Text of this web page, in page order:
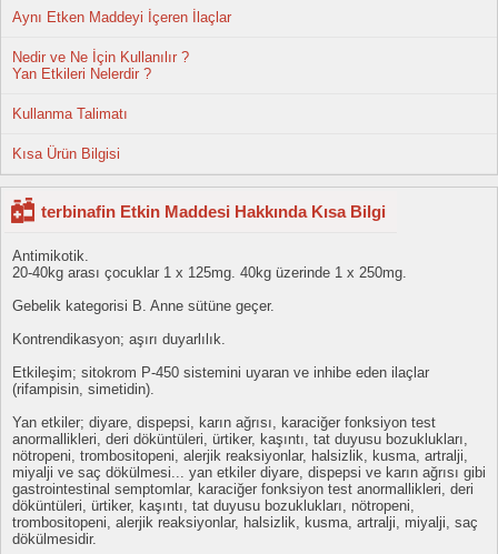
Aynı Etken Maddeyi İçeren İlaçlar
Nedir ve Ne İçin Kullanılır ?
Yan Etkileri Nelerdir ?
Kullanma Talimatı
Kısa Ürün Bilgisi
terbinafin Etkin Maddesi Hakkında Kısa Bilgi
Antimikotik.
20-40kg arası çocuklar 1 x 125mg. 40kg üzerinde 1 x 250mg.
Gebelik kategorisi B. Anne sütüne geçer.
Kontrendikasyon; aşırı duyarlılık.
Etkileşim; sitokrom P-450 sistemini uyaran ve inhibe eden ilaçlar
(rifampisin, simetidin).
Yan etkiler; diyare, dispepsi, karın ağrısı, karaciğer fonksiyon test
anormallikleri, deri döküntüleri, ürtiker, kaşıntı, tat duyusu bozuklukları,
nötropeni, trombositopeni, alerjik reaksiyonlar, halsizlik, kusma, artralji,
miyalji ve saç dökülmesi... yan etkiler diyare, dispepsi ve karın ağrısı gibi
gastrointestinal semptomlar, karaciğer fonksiyon test anormallikleri, deri
döküntüleri, ürtiker, kaşıntı, tat duyusu bozuklukları, nötropeni,
trombositopeni, alerjik reaksiyonlar, halsizlik, kusma, artralji, miyalji, saç
dökülmesidir.